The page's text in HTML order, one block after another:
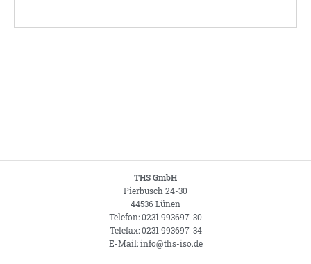
THS GmbH
Pierbusch 24-30
44536 Lünen
Telefon: 0231 993697-30
Telefax: 0231 993697-34
E-Mail: info@ths-iso.de